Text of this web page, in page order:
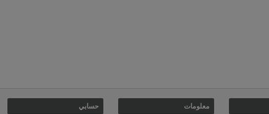
معلومات حسابي